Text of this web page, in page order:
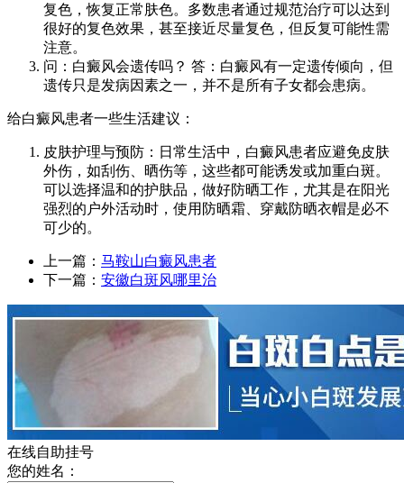
复色，恢复正常肤色。多数患者通过规范治疗可以达到
很好的复色效果，甚至接近尽量复色，但反复可能性需
注意。
问：白癜风会遗传吗？ 答：白癜风有一定遗传倾向，但
遗传只是发病因素之一，并不是所有子女都会患病。
给白癜风患者一些生活建议：
皮肤护理与预防：日常生活中，白癜风患者应避免皮肤
外伤，如刮伤、晒伤等，这些都可能诱发或加重白斑。
可以选择温和的护肤品，做好防晒工作，尤其是在阳光
强烈的户外活动时，使用防晒霜、穿戴防晒衣帽是必不
可少的。
上一篇： 马鞍山白癜风患者
下一篇： 安徽白斑风哪里治
在线自助挂号
您的姓名：